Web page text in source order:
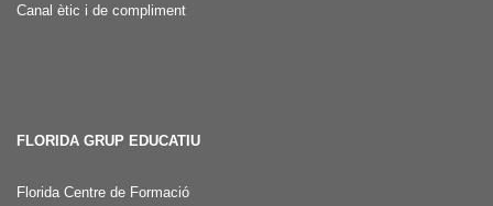
Canal ètic i de compliment
FLORIDA GRUP EDUCATIU
Florida Centre de Formació